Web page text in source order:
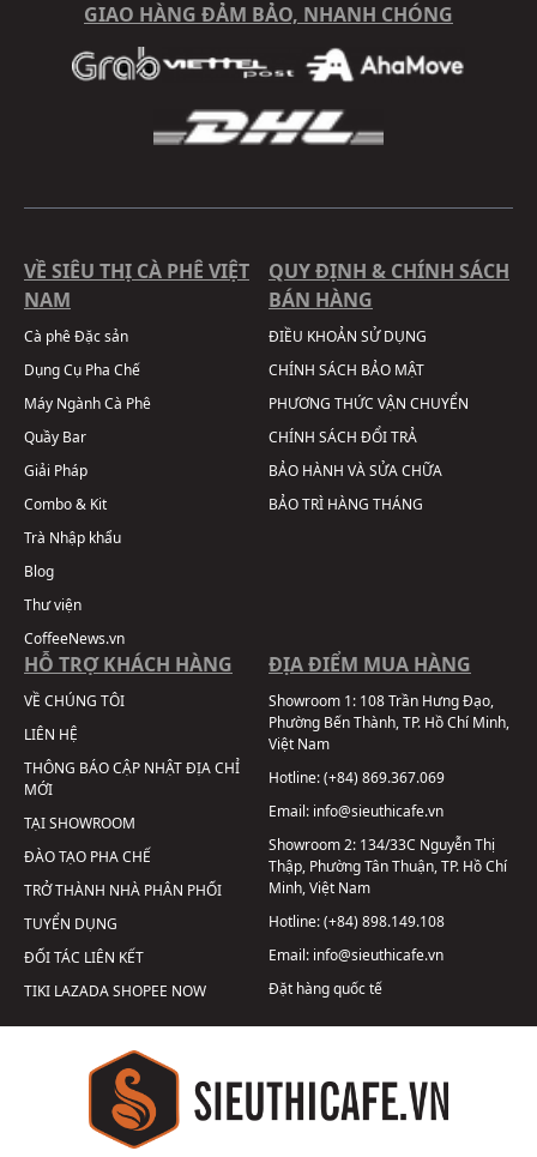
GIAO HÀNG ĐẢM BẢO, NHANH CHÓNG
VỀ SIÊU THỊ CÀ PHÊ VIỆT
NAM
Cà phê Đặc sản
Dụng Cụ Pha Chế
Máy Ngành Cà Phê
Quầy Bar
Giải Pháp
Combo & Kit
Trà Nhập khẩu
Blog
Thư viện
CoffeeNews.vn
QUY ĐỊNH & CHÍNH SÁCH
BÁN HÀNG
ĐIỀU KHOẢN SỬ DỤNG
CHÍNH SÁCH BẢO MẬT
PHƯƠNG THỨC VẬN CHUYỂN
CHÍNH SÁCH ĐỔI TRẢ
BẢO HÀNH VÀ SỬA CHỮA
BẢO TRÌ HÀNG THÁNG
HỖ TRỢ KHÁCH HÀNG
VỀ CHÚNG TÔI
LIÊN HỆ
THÔNG BÁO CẬP NHẬT ĐỊA CHỈ
MỚI
TẠI SHOWROOM
ĐÀO TẠO PHA CHẾ
TRỞ THÀNH NHÀ PHÂN PHỐI
TUYỂN DỤNG
ĐỐI TÁC LIÊN KẾT
TIKI LAZADASHOPEE NOW
ĐỊA ĐIỂM MUA HÀNG
Showroom 1: 108 Trần Hưng Đạo,
Phường Bến Thành, TP. Hồ Chí Minh,
Việt Nam
Hotline:(+84) 869.367.069
Email: info@sieuthicafe.vn
Showroom 2: 134/33C Nguyễn Thị
Thập, Phường Tân Thuận, TP. Hồ Chí
Minh, Việt Nam
Hotline:(+84) 898.149.108
Email: info@sieuthicafe.vn
Đặt hàng quốc tế